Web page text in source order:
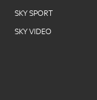
SKY SPORT
SKY VIDEO